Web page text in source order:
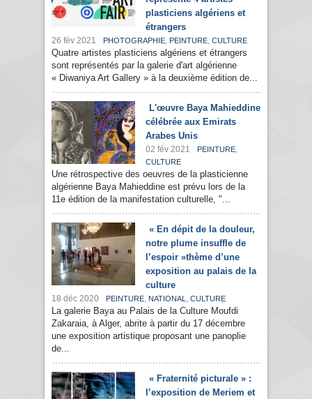
plasticiens algériens et
étrangers
26 fév 2021 PHOTOGRAPHIE, PEINTURE, CULTURE
Quatre artistes plasticiens algériens et étrangers
sont représentés par la galerie d'art algérienne
« Diwaniya Art Gallery » à la deuxième édition de...
L'œuvre Baya Mahieddine
célébrée aux Emirats
Arabes Unis
02 fév 2021 PEINTURE,
CULTURE
Une rétrospective des oeuvres de la plasticienne
algérienne Baya Mahieddine est prévu lors de la
11e édition de la manifestation culturelle, "...
« En dépit de la douleur,
notre plume insuffle de
l’espoir »thème d’une
exposition au palais de la
culture
18 déc 2020 PEINTURE, NATIONAL , CULTURE
La galerie Baya au Palais de la Culture Moufdi
Zakaraia, à Alger, abrite à partir du 17 décembre
une exposition artistique proposant une panoplie
de...
« Fraternité picturale » :
l’exposition de Meriem et